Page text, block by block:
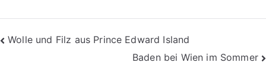
Beitragsnavigation
Wolle und Filz aus Prince Edward Island
Baden bei Wien im Sommer